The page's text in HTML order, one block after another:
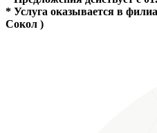
* Услуга оказывается в
Сокол )